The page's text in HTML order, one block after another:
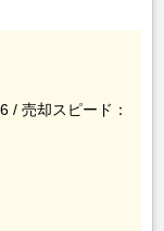
/ 売却スピード：